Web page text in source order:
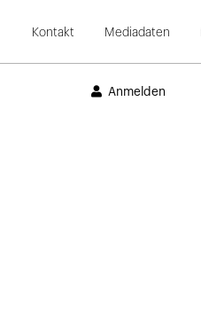
Kontakt Mediadaten
Anmelden